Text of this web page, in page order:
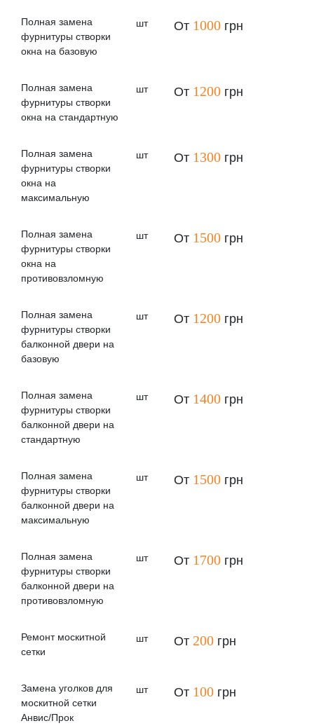
Полная замена
фурнитуры створки
окна на базовую
шт От 1000 грн
Полная замена
фурнитуры створки
окна на стандартную
шт От 1200 грн
Полная замена
фурнитуры створки
окна на
максимальную
шт От 1300 грн
Полная замена
фурнитуры створки
окна на
противовзломную
шт От 1500 грн
Полная замена
фурнитуры створки
балконной двери на
базовую
шт От 1200 грн
Полная замена
фурнитуры створки
балконной двери на
стандартную
шт От 1400 грн
Полная замена
фурнитуры створки
балконной двери на
максимальную
шт От 1500 грн
Полная замена
фурнитуры створки
балконной двери на
противовзломную
шт От 1700 грн
Ремонт москитной
сетки
шт От 200 грн
Замена уголков для
москитной сетки
Анвис/Прок
шт От 100 грн